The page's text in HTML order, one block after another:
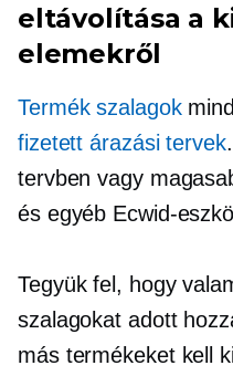
eltávolítása a
elemekről
Termék szalagok
fizetett árazási tervek.
tervben vagy
és egyéb Ecwid-
Tegyük fel, hogy
szalagokat adott
más termékeket kell